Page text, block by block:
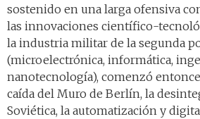
sostenido en una larga ofensiva
las innovaciones científico-
la industria militar de la segunda
(microelectrónica, informática,
nanotecnología), comenzó
caída del Muro de Berlín, la
Soviética, la automatización y